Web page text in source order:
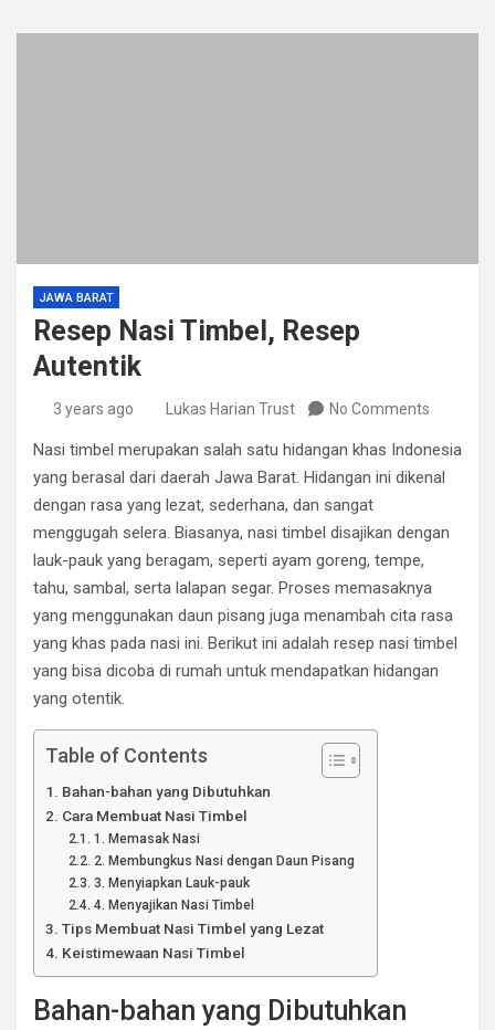
JAWA BARAT
Resep Nasi Timbel, Resep
Autentik
3 years ago Lukas Harian Trust No Comments
Nasi timbel merupakan salah satu hidangan khas Indonesia
yang berasal dari daerah Jawa Barat. Hidangan ini dikenal
dengan rasa yang lezat, sederhana, dan sangat
menggugah selera. Biasanya, nasi timbel disajikan dengan
lauk-pauk yang beragam, seperti ayam goreng, tempe,
tahu, sambal, serta lalapan segar. Proses memasaknya
yang menggunakan daun pisang juga menambah cita rasa
yang khas pada nasi ini. Berikut ini adalah resep nasi timbel
yang bisa dicoba di rumah untuk mendapatkan hidangan
yang otentik.
Table of Contents
Bahan-bahan yang Dibutuhkan
Cara Membuat Nasi Timbel
1. Memasak Nasi
2. Membungkus Nasi dengan Daun Pisang
3. Menyiapkan Lauk-pauk
4. Menyajikan Nasi Timbel
Tips Membuat Nasi Timbel yang Lezat
Keistimewaan Nasi Timbel
Bahan-bahan yang Dibutuhkan